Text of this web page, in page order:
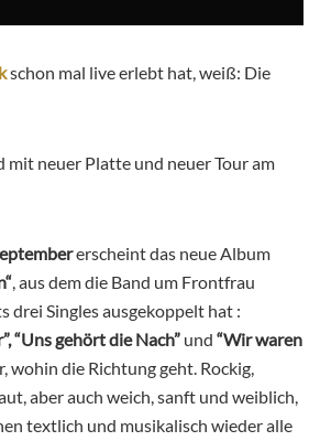
schon mal live erlebt hat, weiß: Die
mit neuer Platte und neuer Tour am
erscheint das neue Album
, aus dem die Band um Frontfrau
drei Singles ausgekoppelt hat :
“Uns gehört die Nach” und “Wir waren
wohin die Richtung geht. Rockig,
aber auch weich, sanft und weiblich,
textlich und musikalisch wieder alle